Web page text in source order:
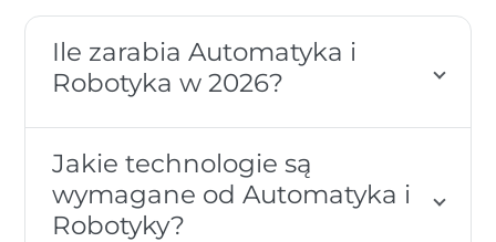
Ile zarabia Automatyka i
Robotyka w 2026?
Jakie technologie są
wymagane od Automatyka i
Robotyky?